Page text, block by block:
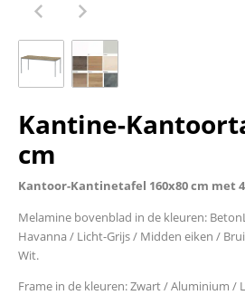
Kantine-
cm
Kantoor-Kantinetafel 160x80 cm met
Melamine bovenblad in de kleuren:
Havanna / Licht-Grijs / Midden eiken /
Wit.
Frame in de kleuren: Zwart / Aluminium /